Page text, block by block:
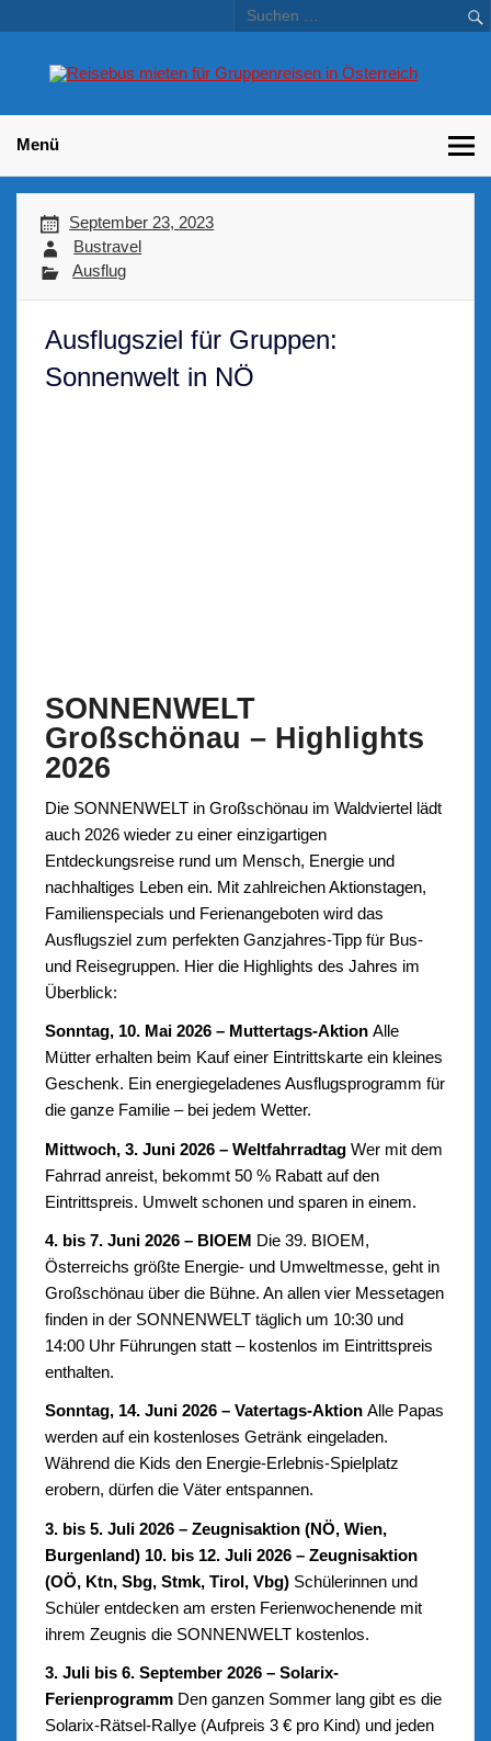
–
Menü
September 23, 2023
Bustravel
Ausflug
Ausflugsziel für Gruppen:
Sonnenwelt in NÖ
SONNENWELT
Großschönau – Highlights
2026
Die SONNENWELT in Großschönau im Waldviertel lädt
auch 2026 wieder zu einer einzigartigen
Entdeckungsreise rund um Mensch, Energie und
nachhaltiges Leben ein. Mit zahlreichen Aktionstagen,
Familienspecials und Ferienangeboten wird das
Ausflugsziel zum perfekten Ganzjahres-Tipp für Bus-
und Reisegruppen. Hier die Highlights des Jahres im
Überblick:
Sonntag, 10. Mai 2026 – Muttertags-AktionAlle
Mütter erhalten beim Kauf einer Eintrittskarte ein kleines
Geschenk. Ein energiegeladenes Ausflugsprogramm für
die ganze Familie – bei jedem Wetter.
Mittwoch, 3. Juni 2026 – WeltfahrradtagWer mit dem
Fahrrad anreist, bekommt 50 % Rabatt auf den
Eintrittspreis. Umwelt schonen und sparen in einem.
4. bis 7. Juni 2026 – BIOEM Die 39. BIOEM,
Österreichs größte Energie- und Umweltmesse, geht in
Großschönau über die Bühne. An allen vier Messetagen
finden in der SONNENWELT täglich um 10:30 und
14:00 Uhr Führungen statt – kostenlos im Eintrittspreis
enthalten.
Sonntag, 14. Juni 2026 – Vatertags-AktionAlle Papas
werden auf ein kostenloses Getränk eingeladen.
Während die Kids den Energie-Erlebnis-Spielplatz
erobern, dürfen die Väter entspannen.
3. bis 5. Juli 2026 – Zeugnisaktion (NÖ, Wien,
Burgenland) 10. bis 12. Juli 2026 – Zeugnisaktion
(OÖ, Ktn, Sbg, Stmk, Tirol, Vbg)Schülerinnen und
Schüler entdecken am ersten Ferienwochenende mit
ihrem Zeugnis die SONNENWELT kostenlos.
3. Juli bis 6. September 2026 – Solarix-
FerienprogrammDen ganzen Sommer lang gibt es die
Solarix-Rätsel-Rallye (Aufpreis 3 € pro Kind) und jeden